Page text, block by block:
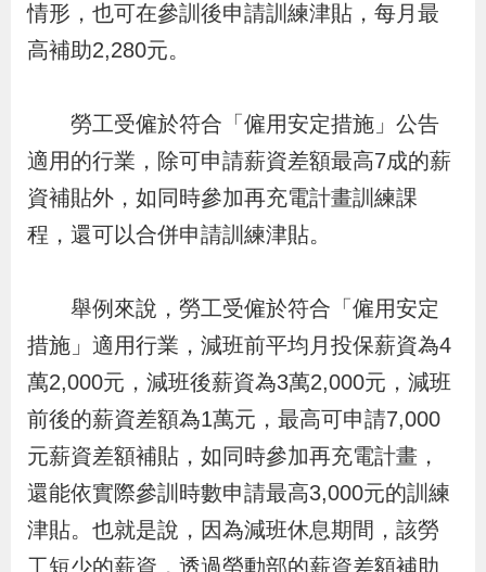
安
全
府
網
料
開
放
宣
告
檢
情形，也可在參訓後申請訓練津貼，每月最
高補助2,280元。
勞工受僱於符合「僱用安定措施」公告
適用的行業，除可申請薪資差額最高7成的薪
資補貼外，如同時參加再充電計畫訓練課
程，還可以合併申請訓練津貼。
舉例來說，勞工受僱於符合「僱用安定
措施」適用行業，減班前平均月投保薪資為4
萬2,000元，減班後薪資為3萬2,000元，減班
前後的薪資差額為1萬元，最高可申請7,000
元薪資差額補貼，如同時參加再充電計畫，
還能依實際參訓時數申請最高3,000元的訓練
津貼。也就是說，因為減班休息期間，該勞
工短少的薪資，透過勞動部的薪資差額補助